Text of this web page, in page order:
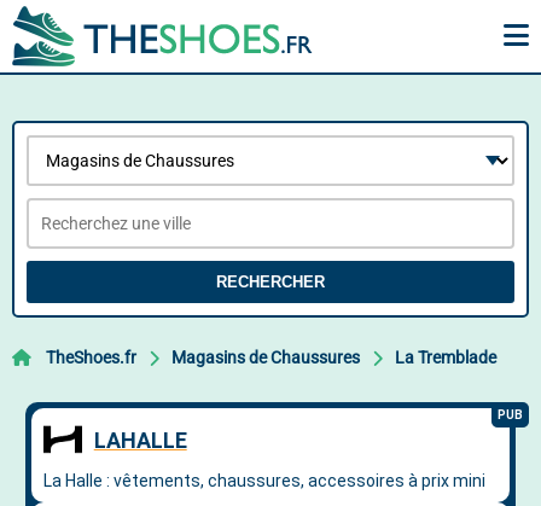
RECHERCHER
TheShoes.fr Magasins de Chaussures La Tremblade